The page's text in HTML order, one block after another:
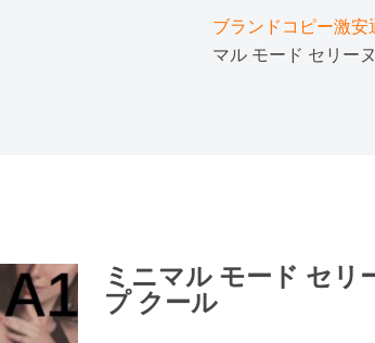
ブランドコピー激
マル モード セリー
ミニマル モード セリ
プ クール